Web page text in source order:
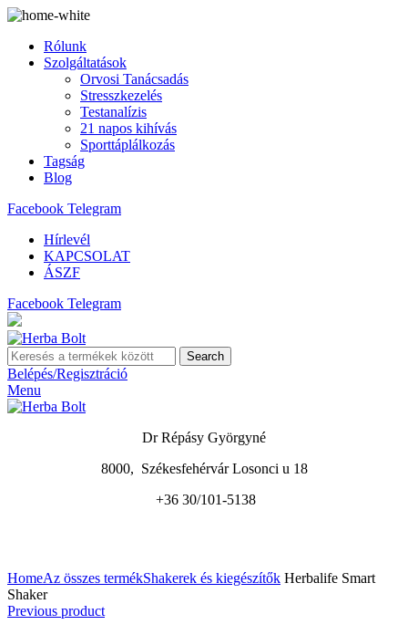
Rólunk
Szolgáltatások
Orvosi Tanácsadás
Stresszkezelés
Testanalízis
21 napos kihívás
Sporttáplálkozás
Tagság
Blog
Facebook Telegram
Hírlevél
KAPCSOLAT
ÁSZF
Facebook Telegram
Search
Belépés/Regisztráció
Menu
Dr Répásy Györgyné
8000, Székesfehérvár Losonci u 18
+36 30/101-5138
HomeAz összes termékShakerek és kiegészítők Herbalife Smart
Shaker
Previous product